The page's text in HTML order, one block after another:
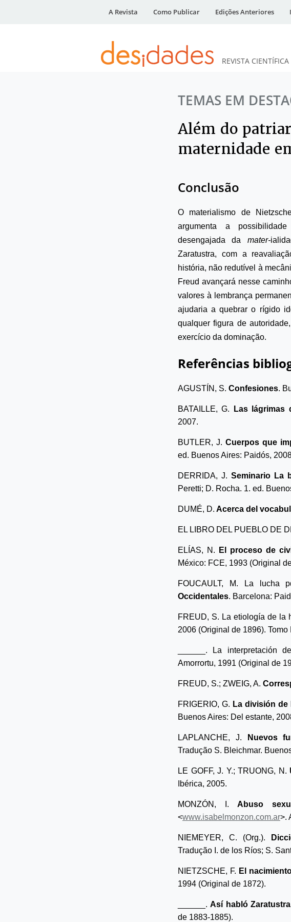
A Revista Como Publicar Edições Anteriores
DESidades
REVISTA
TEMAS EM
Além do
maternidade
Conclusão
O materialismo de
argumenta a
desengajada da mater-
Zaratustra, com a
história, não redutível à
Freud avançará nesse
valores à lembrança
ajudaria a quebrar o rígido
qualquer figura de
exercício da dominação.
Referências
AGUSTÍN, S. Confesiones.
BATAILLE, G. Las lágrimas
2007.
BUTLER, J. Cuerpos que
ed. Buenos Aires: Paidós,
DERRIDA, J. Seminario La
Peretti; D. Rocha. 1. ed.
DUMÉ, D. Acerca del
EL LIBRO DEL PUEBLO DE
ELÍAS, N. El proceso de
México: FCE, 1993 (Original
FOUCAULT, M. La lucha
Occidentales. Barcelona:
FREUD, S. La etiología de la
2006 (Original de 1896). Tomo
______. La interpretación
Amorrortu, 1991 (Original de
FREUD, S.; ZWEIG, A.
FRIGERIO, G. La división
Buenos Aires: Del estante,
LAPLANCHE, J. Nuevos
Tradução S. Bleichmar.
LE GOFF, J. Y.; TRUONG, N.
Ibérica, 2005.
MONZÓN, I.Abuso
<www.isabelmonzon.com.ar>.
NIEMEYER, C. (Org.).
Tradução I. de los Ríos; S.
NIETZSCHE, F. El
1994 (Original de 1872).
______.Así habló Zaratustra
de 1883-1885).